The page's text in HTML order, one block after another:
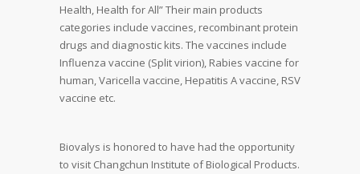
Health, Health for All” Their main products
categories include vaccines, recombinant protein
drugs and diagnostic kits. The vaccines include
Influenza vaccine (Split virion), Rabies vaccine for
human, Varicella vaccine, Hepatitis A vaccine, RSV
vaccine etc.
Biovalys is honored to have had the opportunity
to visit Changchun Institute of Biological Products.